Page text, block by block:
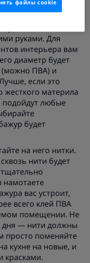
руками. Для
интерьера вам
диаметр будет
(можно ПВА) и
если это
жесткого материла
подойдут любые
будет
на него нитки.
нити будет
намотаете
вас устроит,
всего клей ПВА
помещении. Не
дня — нити должны
просто поменяйте
кухне на новые, и
красками.
файлы cookie